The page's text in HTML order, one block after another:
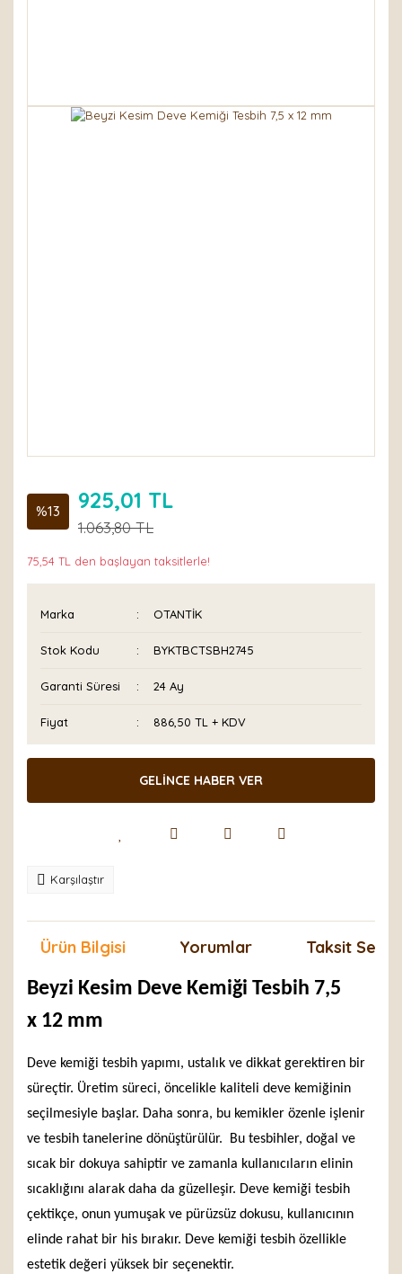
%13 925,01 TL
1.063,80 TL
75,54 TL den başlayan taksitlerle!
Marka OTANTİK
Stok Kodu BYKTBCTSBH2745
Garanti Süresi 24 Ay
Fiyat 886,50 TL + KDV
GELİNCE HABER VER
Karşılaştır
Ürün Bilgisi Yorumlar Taksit
Beyzi Kesim Deve Kemiği Tesbih 7,5
x 12 mm
Deve kemiği tesbih yapımı, ustalık ve dikkat gerektiren bir
süreçtir. Üretim süreci, öncelikle kaliteli deve kemiğinin
seçilmesiyle başlar. Daha sonra, bu kemikler özenle işlenir
ve tesbih tanelerine dönüştürülür. Bu tesbihler, doğal ve
sıcak bir dokuya sahiptir ve zamanla kullanıcıların elinin
sıcaklığını alarak daha da güzelleşir. Deve kemiği tesbih
çektikçe, onun yumuşak ve pürüzsüz dokusu, kullanıcının
elinde rahat bir his bırakır. Deve kemiği tesbih özellikle
estetik değeri yüksek bir seçenektir.